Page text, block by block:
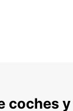
coches